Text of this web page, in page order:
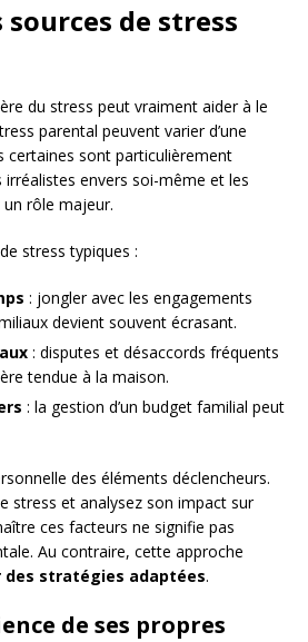
de stress
du stress peut vraiment aider à le
parental peuvent varier d’une
certaines sont particulièrement
envers soi-même et les
rôle majeur.
stress typiques :
: jongler avec les engagements
devient souvent écrasant.
: disputes et désaccords fréquents
tendue à la maison.
: la gestion d’un budget familial peut
des éléments déclencheurs.
stress et analysez son impact sur
ces facteurs ne signifie pas
Au contraire, cette approche
des stratégies adaptées.
de ses propres